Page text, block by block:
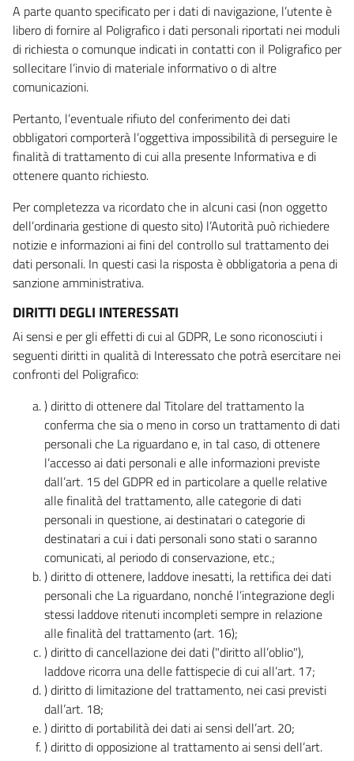
A parte quanto specificato per i dati di navigazione, l’utente è
libero di fornire al Poligrafico i dati personali riportati nei moduli
di richiesta o comunque indicati in contatti con il Poligrafico per
sollecitare l’invio di materiale informativo o di altre
comunicazioni.
Pertanto, l’eventuale rifiuto del conferimento dei dati
obbligatori comporterà l’oggettiva impossibilità di perseguire le
finalità di trattamento di cui alla presente Informativa e di
ottenere quanto richiesto.
Per completezza va ricordato che in alcuni casi (non oggetto
dell’ordinaria gestione di questo sito) l’Autorità può richiedere
notizie e informazioni ai fini del controllo sul trattamento dei
dati personali. In questi casi la risposta è obbligatoria a pena di
sanzione amministrativa.
DIRITTI DEGLI INTERESSATI
Ai sensi e per gli effetti di cui al GDPR, Le sono riconosciuti i
seguenti diritti in qualità di Interessato che potrà esercitare nei
confronti del Poligrafico:
) diritto di ottenere dal Titolare del trattamento la
conferma che sia o meno in corso un trattamento di dati
personali che La riguardano e, in tal caso, di ottenere
l’accesso ai dati personali e alle informazioni previste
dall’art. 15 del GDPR ed in particolare a quelle relative
alle finalità del trattamento, alle categorie di dati
personali in questione, ai destinatari o categorie di
destinatari a cui i dati personali sono stati o saranno
comunicati, al periodo di conservazione, etc.;
) diritto di ottenere, laddove inesatti, la rettifica dei dati
personali che La riguardano, nonché l’integrazione degli
stessi laddove ritenuti incompleti sempre in relazione
alle finalità del trattamento (art. 16);
) diritto di cancellazione dei dati ("diritto all’oblio"),
laddove ricorra una delle fattispecie di cui all’art. 17;
) diritto di limitazione del trattamento, nei casi previsti
dall’art. 18;
) diritto di portabilità dei dati ai sensi dell’art. 20;
) diritto di opposizione al trattamento ai sensi dell’art.